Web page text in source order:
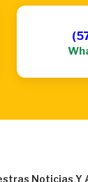
Noticias Y